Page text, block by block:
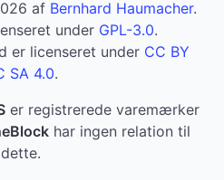
af Bernhard Haumacher.
under GPL-3.0.
er licenseret under CC BY
SA 4.0.
er registrerede varemærker
har ingen relation til
dette.